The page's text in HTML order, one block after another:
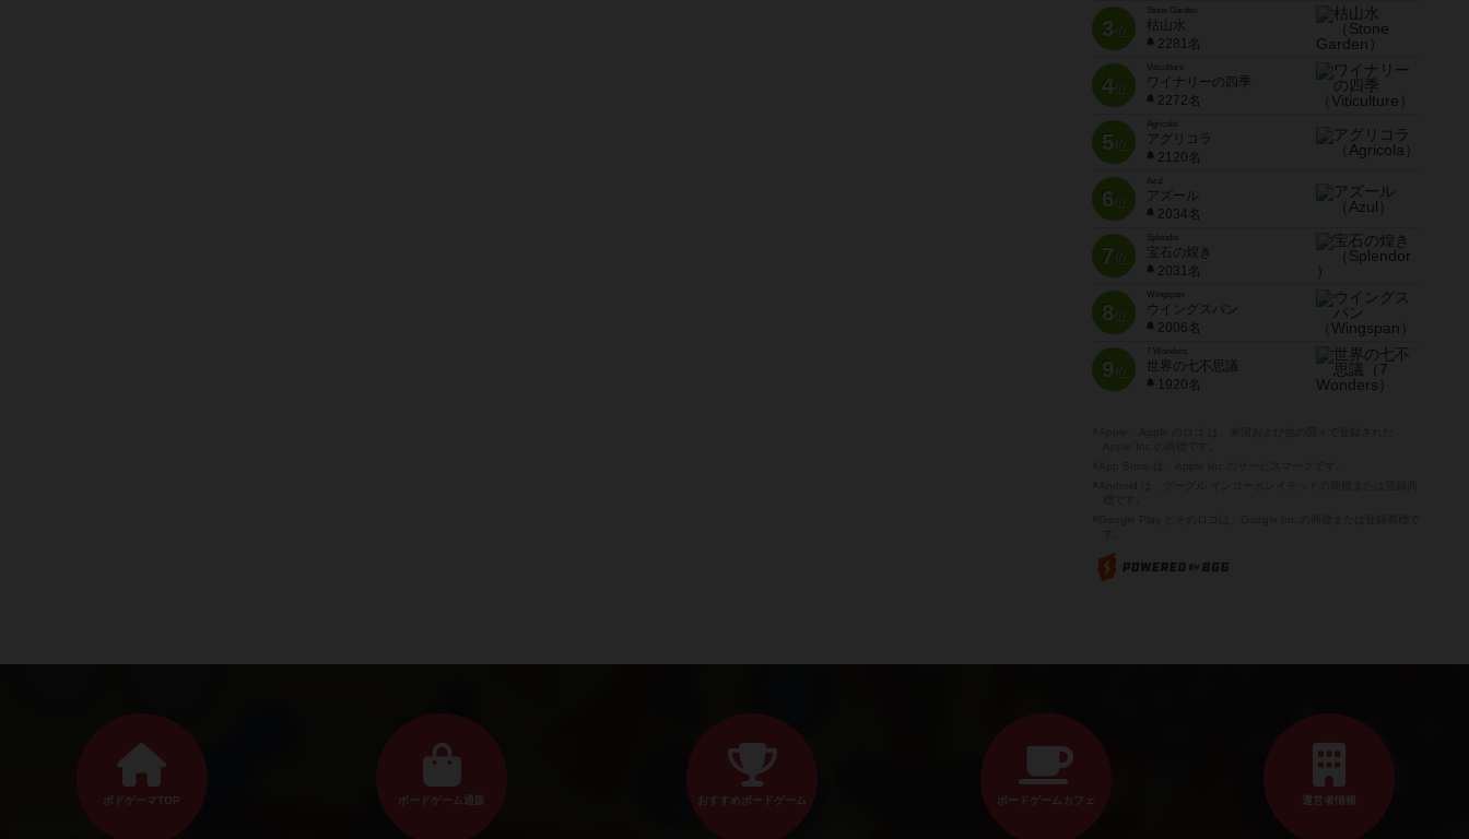
3位
Stone Garden
枯山水
2281名
4位
Viticulture
ワイナリーの四季
2272名
5位
Agricola
アグリコラ
2120名
6位
Azul
アズール
2034名
7位
宝石の煌き
2031名
8位
Wingspan
ウイングスパン
2006名
9位
7 Wonders
世界の七不思議
1920名
ボドゲーマTOP ボードゲーム通販 おすすめボードゲーム ボードゲームカフェ 運営者情報